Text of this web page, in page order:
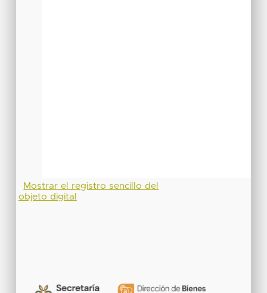
Mostrar el registro sencillo del
objeto digital